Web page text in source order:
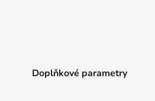
Doplňkové parametry